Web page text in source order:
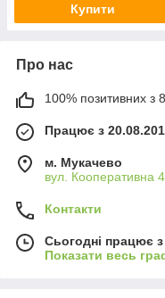
Купити
Про нас
100% позитивних з
Працює з
м. Мукачево
вул. Кооперативна
Контакти
Сьогодні працює
Показати весь